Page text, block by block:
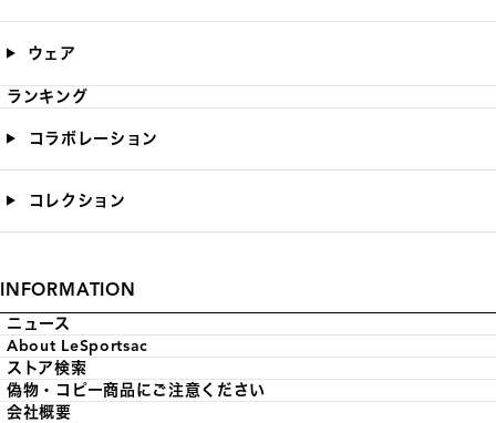
ウェア
ランキング
コラボレーション
コレクション
INFORMATION
ニュース
About LeSportsac
ストア検索
偽物・コピー商品にご注意ください
会社概要